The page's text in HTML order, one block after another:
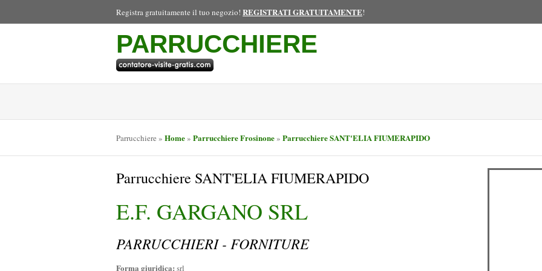
Registra gratuitamente il tuo negozio! REGISTRATI GRATUITAMENTE!
PARRUCCHIERE
Parrucchiere » Home» Parrucchiere Frosinone» Parrucchiere SANT'ELIA FIUMERAPIDO
Parrucchiere SANT'ELIA FIUMERAPIDO
E.F. GARGANO SRL
PARRUCCHIERI - FORNITURE
Forma giuridica: srl